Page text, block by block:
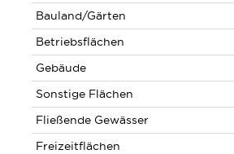
Bauland/Gärten
Betriebsflächen
Gebäude
Sonstige Flächen
Fließende Gewässer
Freizeitflächen